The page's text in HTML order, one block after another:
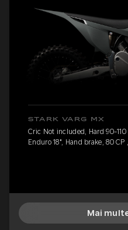
STARK VARG MX
Cric Not included, Hard 90-
Enduro 18", Hand brake, 80 CP
Mai